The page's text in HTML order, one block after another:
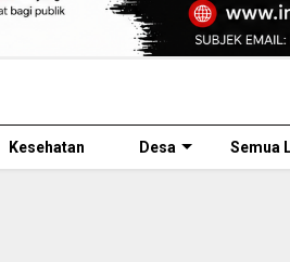
Kesehatan Desa Semua